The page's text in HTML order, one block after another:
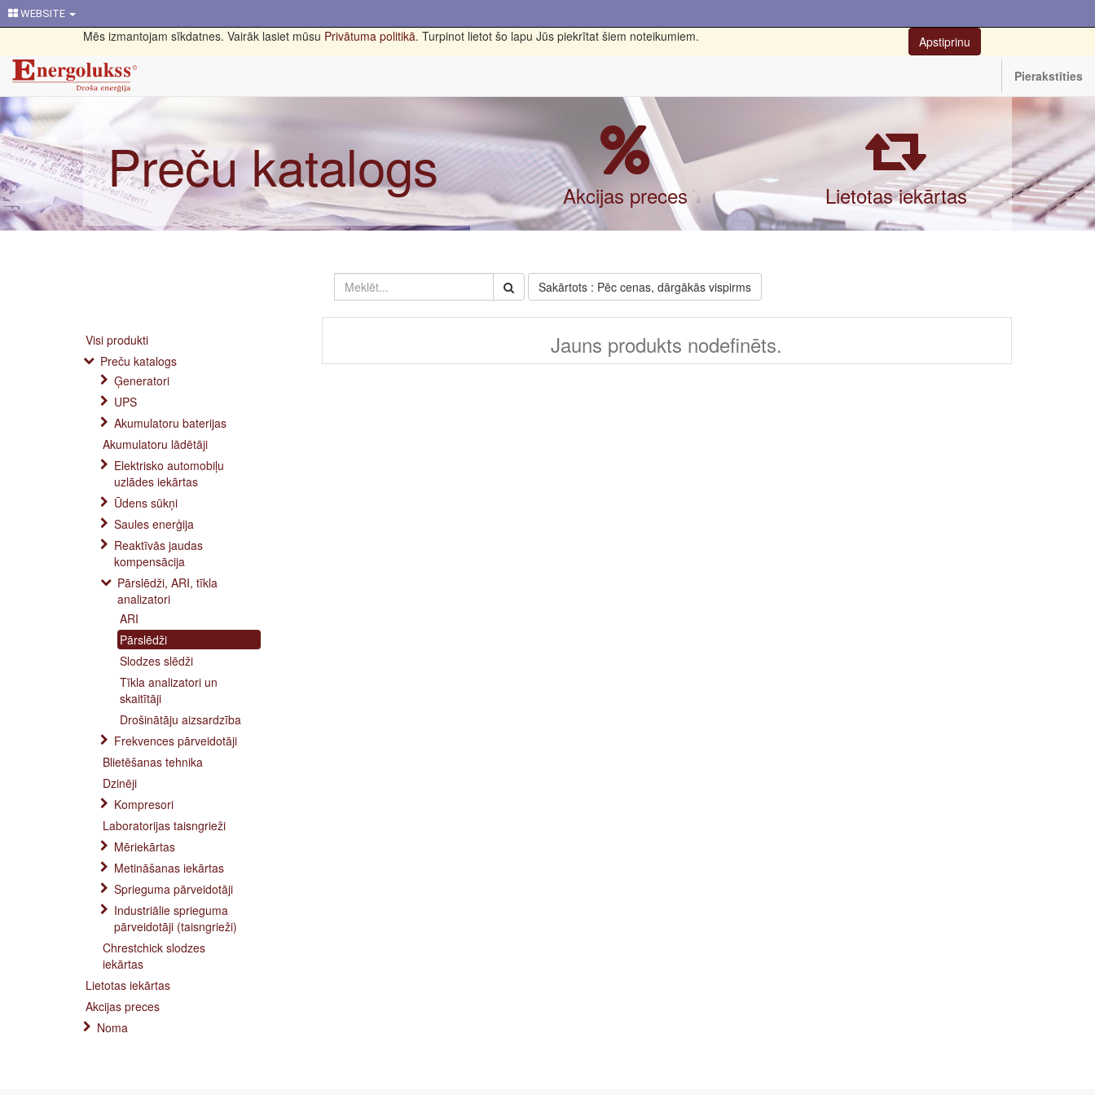
WEBSITE
Mēs izmantojam sīkdatnes. Vairāk lasiet mūsu Privātuma politikā. Turpinot lietot šo lapu Jūs piekrītat šiem noteikumiem. Apstiprinu
Pierakstīties
Preču katalogs Akcijas preces Lietotas iekārtas
Sakārtots : Pēc cenas, dārgākās vispirms
Visi produkti
Preču katalogs
Ģeneratori
UPS
Akumulatoru baterijas
Akumulatoru lādētāji
Elektrisko automobiļu
uzlādes iekārtas
Ūdens sūkņi
Saules enerģija
Reaktīvās jaudas
kompensācija
Pārslēdži, ARI, tīkla
analizatori
ARI
Pārslēdži
Slodzes slēdži
Tīkla analizatori un
skaitītāji
Drošinātāju aizsardzība
Frekvences pārveidotāji
Blietēšanas tehnika
Dzinēji
Kompresori
Laboratorijas taisngrieži
Mēriekārtas
Metināšanas iekārtas
Sprieguma pārveidotāji
Industriālie sprieguma
pārveidotāji (taisngrieži)
Chrestchick slodzes
iekārtas
Lietotas iekārtas
Akcijas preces
Noma
Jauns produkts nodefinēts.